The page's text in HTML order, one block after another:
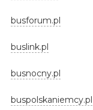
busforum.pl
buslink.pl
busnocny.pl
buspolskaniemcy.pl